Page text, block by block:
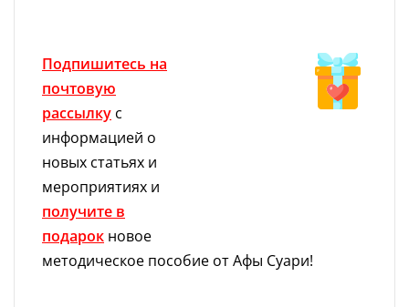
Подпишитесь на
почтовую
рассылку с
информацией о
новых статьях и
мероприятиях и
получите в
подарок новое
методическое пособие от Афы Суари!